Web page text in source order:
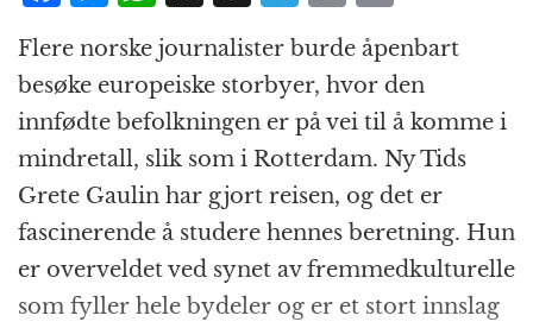
c
e
b
o
o
k
e
ss
e
n
g
e
r
h
at
s
A
p
p
a
p
c
h
at
e
g
r
a
m
ri
n
t
m
ai
l
Flere norske journalister burde åpenbart
besøke europeiske storbyer, hvor den
innfødte befolkningen er på vei til å komme i
mindretall, slik som i Rotterdam. Ny Tids
Grete Gaulin har gjort reisen, og det er
fascinerende å studere hennes beretning. Hun
er overveldet ved synet av fremmedkulturelle
som fyller hele bydeler og er et stort innslag